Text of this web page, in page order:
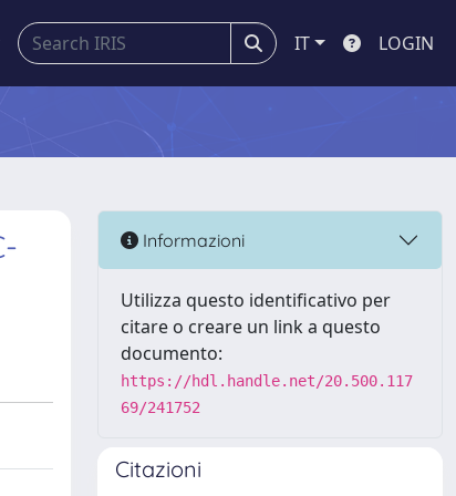
IT LOGIN
Informazioni
Utilizza questo identificativo per
citare o creare un link a questo
documento:
https://hdl.handle.net/20.500.117
69/241752
Citazioni